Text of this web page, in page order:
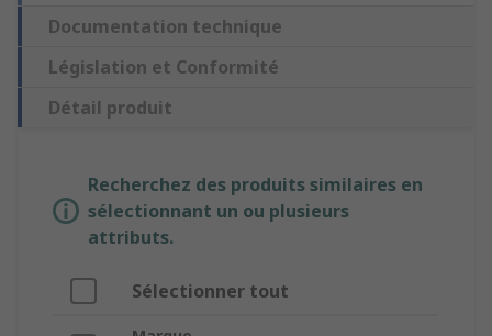
Documentation technique
Législation et Conformité
Détail produit
Recherchez des produits similaires en
sélectionnant un ou plusieurs
attributs.
Sélectionner tout